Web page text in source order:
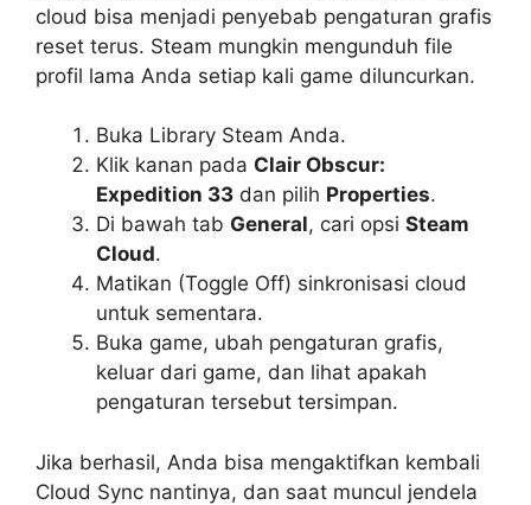
cloud bisa menjadi penyebab pengaturan grafis
reset terus. Steam mungkin mengunduh file
profil lama Anda setiap kali game diluncurkan.
Buka Library Steam Anda.
Klik kanan pada Clair Obscur:
Expedition 33 dan pilih Properties.
Di bawah tab General, cari opsi Steam
Cloud.
Matikan (Toggle Off) sinkronisasi cloud
untuk sementara.
Buka game, ubah pengaturan grafis,
keluar dari game, dan lihat apakah
pengaturan tersebut tersimpan.
Jika berhasil, Anda bisa mengaktifkan kembali
Cloud Sync nantinya, dan saat muncul jendela